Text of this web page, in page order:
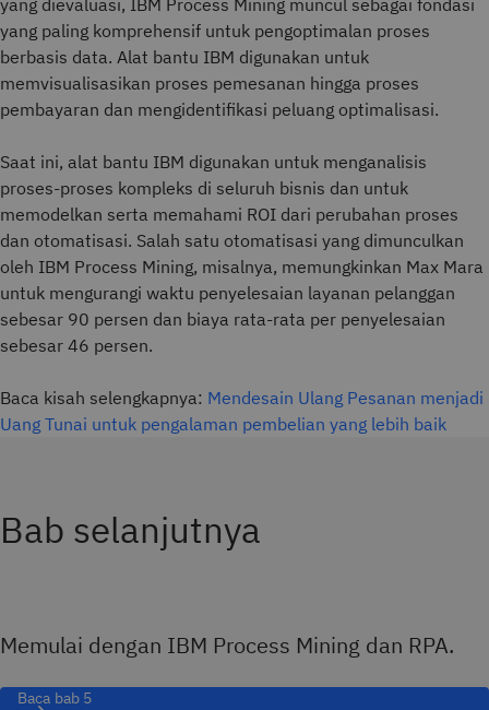
yang dievaluasi, IBM Process Mining muncul sebagai fondasi
yang paling komprehensif untuk pengoptimalan proses
berbasis data. Alat bantu IBM digunakan untuk
memvisualisasikan proses pemesanan hingga proses
pembayaran dan mengidentifikasi peluang optimalisasi.
Saat ini, alat bantu IBM digunakan untuk menganalisis
proses-proses kompleks di seluruh bisnis dan untuk
memodelkan serta memahami ROI dari perubahan proses
dan otomatisasi. Salah satu otomatisasi yang dimunculkan
oleh IBM Process Mining, misalnya, memungkinkan Max Mara
untuk mengurangi waktu penyelesaian layanan pelanggan
sebesar 90 persen dan biaya rata-rata per penyelesaian
sebesar 46 persen.
Baca kisah selengkapnya: Mendesain Ulang Pesanan menjadi
Uang Tunai untuk pengalaman pembelian yang lebih baik
Bab selanjutnya
Memulai dengan IBM Process Mining dan RPA.
Baca bab 5